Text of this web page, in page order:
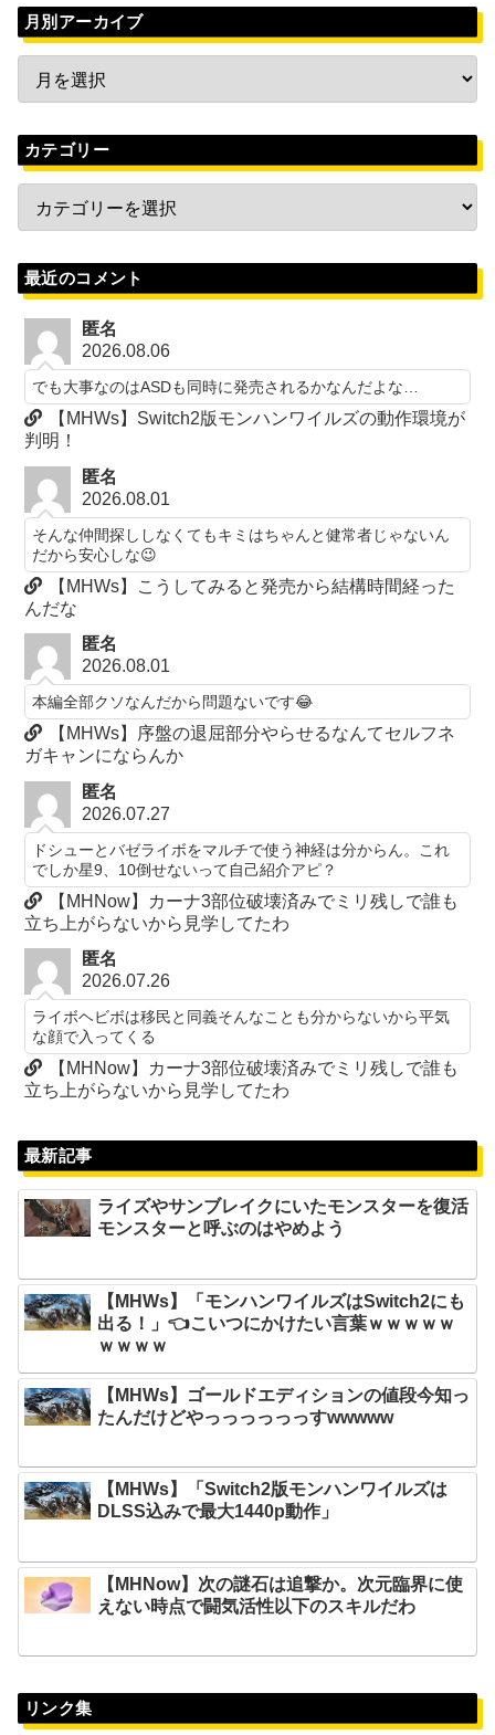
月別アーカイブ
カテゴリー
最近のコメント
匿名
2026.08.06
でも大事なのはASDも同時に発売されるかなんだよな…
【MHWs】Switch2版モンハンワイルズの動作環境が
判明！
匿名
2026.08.01
そんな仲間探ししなくてもキミはちゃんと健常者じゃないん
だから安心しな😉
【MHWs】こうしてみると発売から結構時間経った
んだな
匿名
2026.08.01
本編全部クソなんだから問題ないです😂
【MHWs】序盤の退屈部分やらせるなんてセルフネ
ガキャンにならんか
匿名
2026.07.27
ドシューとバゼライボをマルチで使う神経は分からん。これ
でしか星9、10倒せないって自己紹介アピ？
【MHNow】カーナ3部位破壊済みでミリ残しで誰も
立ち上がらないから見学してたわ
匿名
2026.07.26
ライボヘビボは移民と同義そんなことも分からないから平気
な顔で入ってくる
【MHNow】カーナ3部位破壊済みでミリ残しで誰も
立ち上がらないから見学してたわ
最新記事
ライズやサンブレイクにいたモンスターを復活
モンスターと呼ぶのはやめよう
【MHWs】「モンハンワイルズはSwitch2にも
出る！」👈こいつにかけたい言葉ｗｗｗｗｗ
ｗｗｗｗ
【MHWs】ゴールドエディションの値段今知っ
たんだけどやっっっっっっすwwwww
【MHWs】「Switch2版モンハンワイルズは
DLSS込みで最大1440p動作」
【MHNow】次の謎石は追撃か。次元臨界に使
えない時点で闘気活性以下のスキルだわ
リンク集